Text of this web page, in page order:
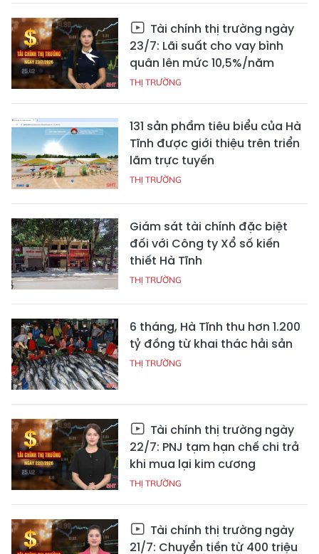
Tài chính thị trường ngày
23/7: Lãi suất cho vay bình
quân lên mức 10,5%/năm
THỊ TRƯỜNG
131 sản phẩm tiêu biểu của Hà
Tĩnh được giới thiệu trên triển
lãm trực tuyến
THỊ TRƯỜNG
Giám sát tài chính đặc biệt
đối với Công ty Xổ số kiến
thiết Hà Tĩnh
THỊ TRƯỜNG
6 tháng, Hà Tĩnh thu hơn 1.200
tỷ đồng từ khai thác hải sản
THỊ TRƯỜNG
Tài chính thị trường ngày
22/7: PNJ tạm hạn chế chi trả
khi mua lại kim cương
THỊ TRƯỜNG
Tài chính thị trường ngày
21/7: Chuyển tiền từ 400 triệu